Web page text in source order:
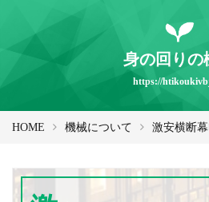
身の回りの
https://
HOME 機械について 激安横断